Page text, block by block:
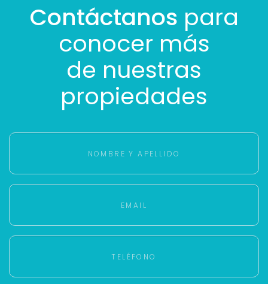
Contáctanos para
conocer más
de nuestras
propiedades
Para responderte
mejor y más rápido